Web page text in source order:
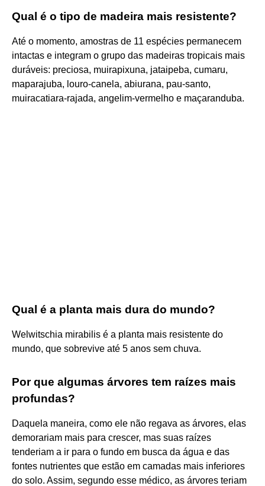
Qual é o tipo de madeira mais resistente?
Até o momento, amostras de 11 espécies permanecem
intactas e integram o grupo das madeiras tropicais mais
duráveis: preciosa, muirapixuna, jataipeba, cumaru,
maparajuba, louro-canela, abiurana, pau-santo,
muiracatiara-rajada, angelim-vermelho e maçaranduba.
Qual é a planta mais dura do mundo?
Welwitschia mirabilis é a planta mais resistente do
mundo, que sobrevive até 5 anos sem chuva.
Por que algumas árvores tem raízes mais
profundas?
Daquela maneira, como ele não regava as árvores, elas
demorariam mais para crescer, mas suas raízes
tenderiam a ir para o fundo em busca da água e das
fontes nutrientes que estão em camadas mais inferiores
do solo. Assim, segundo esse médico, as árvores teriam